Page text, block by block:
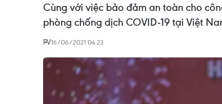
Cùng với việc bảo đảm an toàn cho
phòng chống dịch COVID-19 tại Việt
PV16/06/2021 04:23